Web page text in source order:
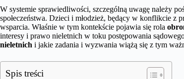
W systemie sprawiedliwości, szczególną uwagę należy
społeczeństwa. Dzieci i młodzież, będący w konflikcie z
wsparcia. Właśnie w tym kontekście pojawia się rola
interesy i prawo nieletnich w toku postępowania
nieletnich i jakie zadania i wyzwania wiążą się z tym
Spis treści